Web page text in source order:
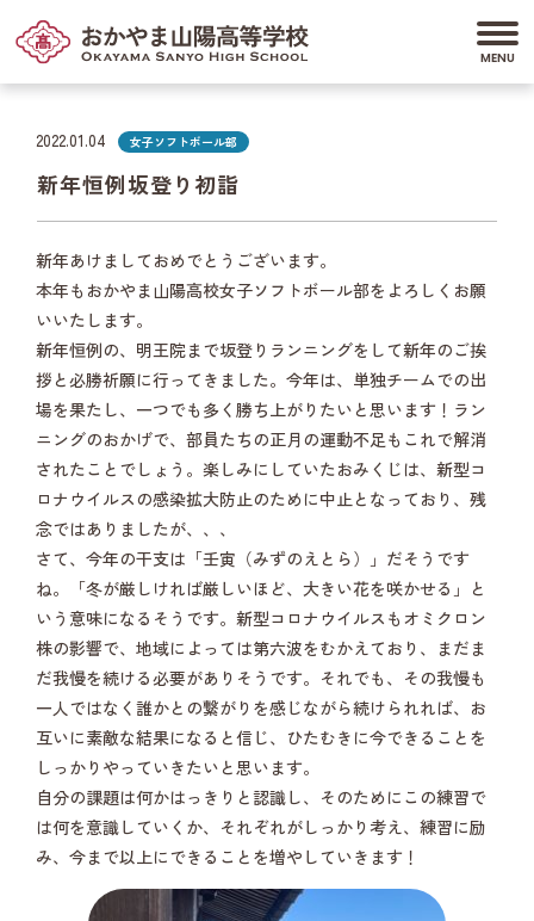
2022.01.04 女子ソフトボール部
新年恒例坂登り初詣
新年あけましておめでとうございます。
本年もおかやま山陽高校女子ソフトボール部をよろしくお願
いいたします。
新年恒例の、明王院まで坂登りランニングをして新年のご挨
拶と必勝祈願に行ってきました。今年は、単独チームでの出
場を果たし、一つでも多く勝ち上がりたいと思います！ラン
ニングのおかげで、部員たちの正月の運動不足もこれで解消
されたことでしょう。楽しみにしていたおみくじは、新型コ
ロナウイルスの感染拡大防止のために中止となっており、残
念ではありましたが、、、
さて、今年の干支は「壬寅（みずのえとら）」だそうです
ね。「冬が厳しければ厳しいほど、大きい花を咲かせる」と
いう意味になるそうです。新型コロナウイルスもオミクロン
株の影響で、地域によっては第六波をむかえており、まだま
だ我慢を続ける必要がありそうです。それでも、その我慢も
一人ではなく誰かとの繋がりを感じながら続けられれば、お
互いに素敵な結果になると信じ、ひたむきに今できることを
しっかりやっていきたいと思います。
自分の課題は何かはっきりと認識し、そのためにこの練習で
は何を意識していくか、それぞれがしっかり考え、練習に励
み、今まで以上にできることを増やしていきます！